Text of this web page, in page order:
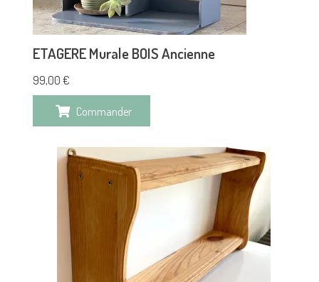
ETAGERE Murale BOIS Ancienne
99,00 €
Commander